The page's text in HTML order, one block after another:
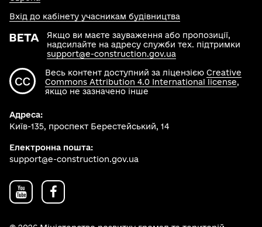
Якщо ви маєте зауваження або пропозиції,
надсилайте на адресу служби тех. підтримки
support@e-construction.gov.ua
Весь контент доступний за ліцензією Creative
Commons Attribution 4.0 International license,
якщо не зазначено інше
Вхід до кабінету учасникам будівництва
Адреса:
Київ-135, проспект Берестейський, 14
Електронна пошта:
support@e-construction.gov.ua